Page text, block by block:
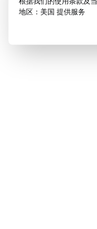
地区：美国 提供服务